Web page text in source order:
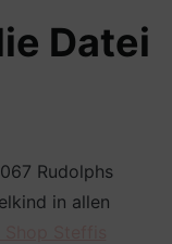
Datei
Rudolphs
in allen